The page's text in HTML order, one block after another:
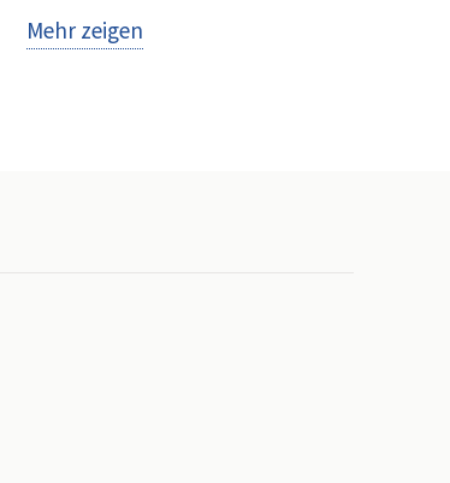
Mehr zeigen